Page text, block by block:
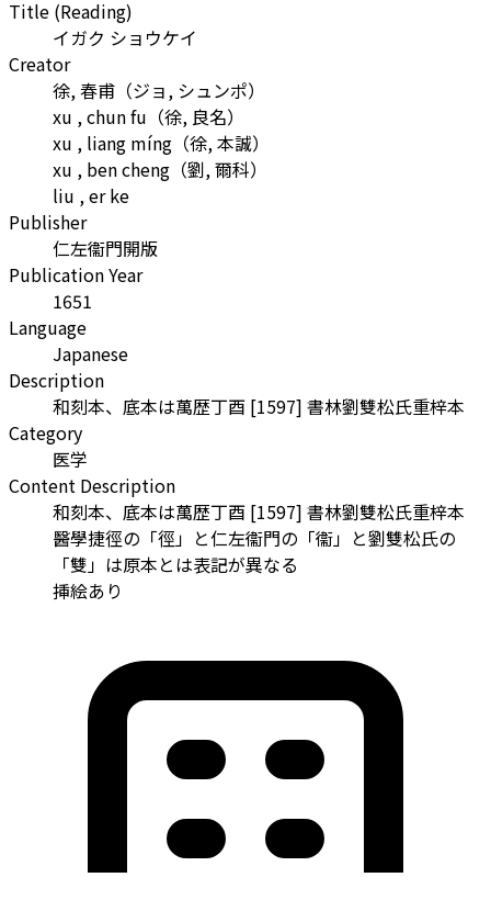
Title (Reading)
イガク ショウケイ
Creator
徐, 春甫 （ジョ, シュンポ）
xu , chun fu （徐, 良名）
xu , liang míng （徐, 本誠）
xu , ben cheng （劉, 爾科）
liu , er ke
Publisher
仁左衞門開版
Publication Year
1651
Language
Japanese
Description
和刻本、底本は萬歴丁酉 [1597] 書林劉雙松氏重梓本
Category
医学
Content Description
和刻本、底本は萬歴丁酉 [1597] 書林劉雙松氏重梓本
醫學捷徑の「徑」と仁左衞門の「衞」と劉雙松氏の
「雙」は原本とは表記が異なる
挿絵あり